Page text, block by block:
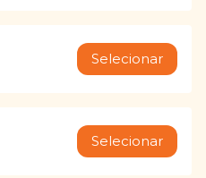
Selecionar
Selecionar